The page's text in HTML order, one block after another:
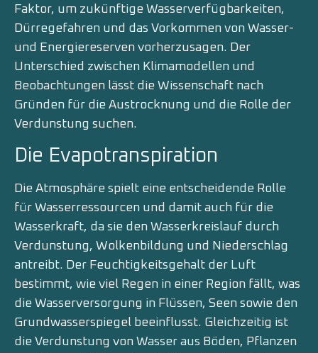
Faktor, um zukünftige Wasserverfügbarkeiten,
Dürregefahren und das Vorkommen von Wasser-
und Energiereserven vorherzusagen. Der
Unterschied zwischen Klimamodellen und
Beobachtungen lässt die Wissenschaft nach
Gründen für die Austrocknung und die Rolle der
Verdunstung suchen.
Die Evapotranspiration
Die Atmosphäre spielt eine entscheidende Rolle
für Wasserressourcen und damit auch für die
Wasserkraft, da sie den Wasserkreislauf durch
Verdunstung, Wolkenbildung und Niederschlag
antreibt. Der Feuchtigkeitsgehalt der Luft
bestimmt, wie viel Regen in einer Region fällt, was
die Wasserversorgung in Flüssen, Seen sowie den
Grundwasserspiegel beeinflusst. Gleichzeitig ist
die Verdunstung von Wasser aus Böden, Pflanzen